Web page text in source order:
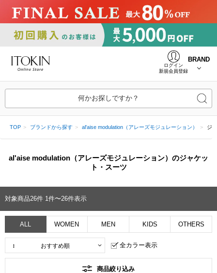
ログイン
新規会員登録
BRAND
何かお探しですか？
TOP ブランドから探す al'aise modulation（アレーズモジュレーション） ジ
al'aise modulation（アレーズモジュレーション）のジャケッ
ト・スーツ
対象商品26件 1件〜26件表示
ALL WOMEN MEN KIDS OTHERS
全カラー表示
商品絞り込み